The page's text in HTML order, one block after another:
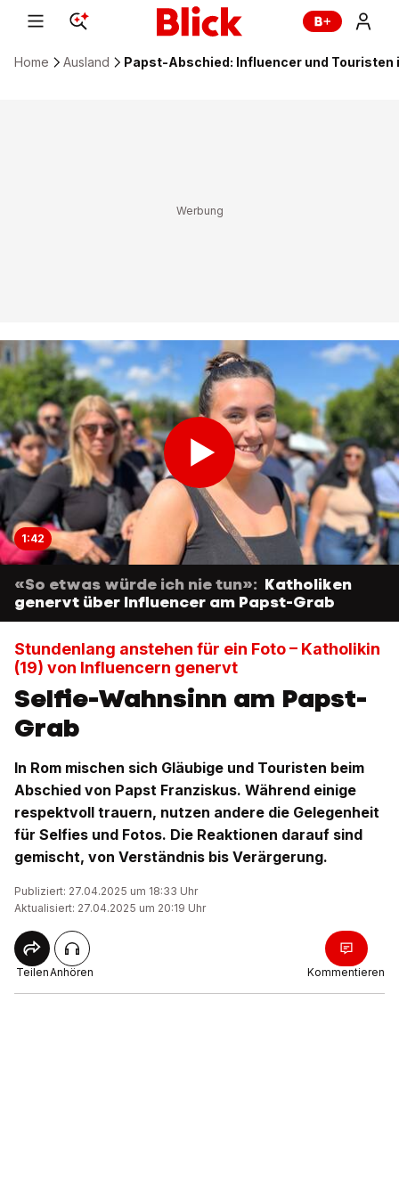
Home Ausland Papst-Abschied: Influencer und Touristen
1:42
«So etwas würde ich nie tun»: Katholiken
genervt über Influencer am Papst-Grab
Stundenlang anstehen für ein Foto – Katholikin
(19) von Influencern genervt
Selfie-Wahnsinn am Papst-
Grab
In Rom mischen sich Gläubige und Touristen beim
Abschied von Papst Franziskus. Während einige
respektvoll trauern, nutzen andere die Gelegenheit
für Selfies und Fotos. Die Reaktionen darauf sind
gemischt, von Verständnis bis Verärgerung.
Publiziert: 27.04.2025 um 18:33 Uhr
Aktualisiert: 27.04.2025 um 20:19 Uhr
TeilenAnhören Kommentieren